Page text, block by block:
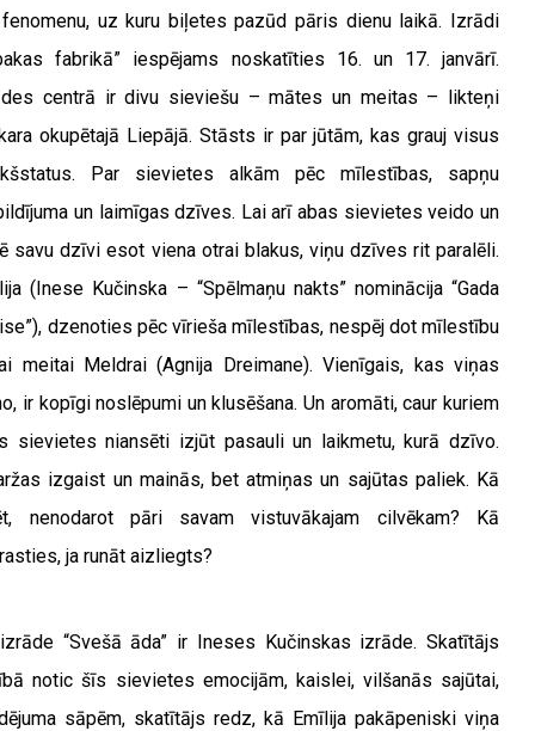
uz kuru biļetes pazūd pāris dienu laikā. Izrādi
fabrikā” iespējams noskatīties 16. un 17. janvārī.
centrā ir divu sieviešu – mātes un meitas – likteņi
okupētajā Liepājā. Stāsts ir par jūtām, kas grauj visus
Par sievietes alkām pēc mīlestības, sapņu
un laimīgas dzīves. Lai arī abas sievietes veido un
savu dzīvi esot viena otrai blakus, viņu dzīves rit paralēli.
(Inese Kučinska – “Spēlmaņu nakts” nominācija “Gada
dzenoties pēc vīrieša mīlestības, nespēj dot mīlestību
meitai Meldrai (Agnija Dreimane). Vienīgais, kas viņas
ir kopīgi noslēpumi un klusēšana. Un aromāti, caur kuriem
sievietes niansēti izjūt pasauli un laikmetu, kurā dzīvo.
izgaist un mainās, bet atmiņas un sajūtas paliek. Kā
nenodarot pāri savam vistuvākajam cilvēkam? Kā
ja runāt aizliegts?
“Svešā āda” ir Ineses Kučinskas izrāde. Skatītājs
notic šīs sievietes emocijām, kaislei, vilšanās sajūtai,
sāpēm, skatītājs redz, kā Emīlija pakāpeniski viņa